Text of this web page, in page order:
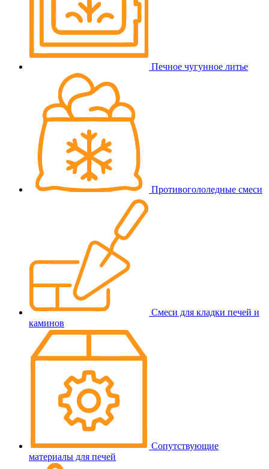
Печное чугунное литье
Противогололедные смеси
Смеси для кладки печей и
каминов
Сопутствующие
материалы для печей